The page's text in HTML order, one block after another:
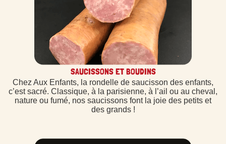
SAUCISSONS ET BOUDINS
Chez Aux Enfants, la rondelle de saucisson des enfants,
c’est sacré. Classique, à la parisienne, à l’ail ou au cheval,
nature ou fumé, nos saucissons font la joie des petits et
des grands !